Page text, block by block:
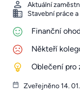
Aktuální
Stavební práce
Finanční
Někteří
Oblečení pro
Zveřejněno 14.